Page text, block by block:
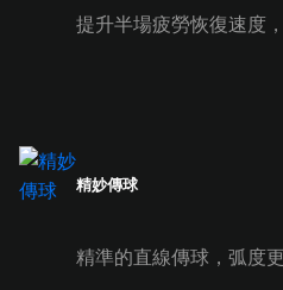
提升半場疲勞恢復速度
精妙傳球
精準的直線傳球，弧度